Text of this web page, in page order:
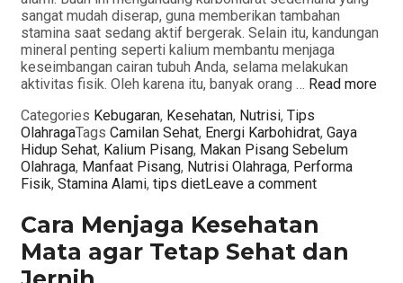
sangat mudah diserap, guna memberikan tambahan
stamina saat sedang aktif bergerak. Selain itu, kandungan
mineral penting seperti kalium membantu menjaga
keseimbangan cairan tubuh Anda, selama melakukan
aktivitas fisik. Oleh karena itu, banyak orang … Read more
Categories Kebugaran, Kesehatan, Nutrisi, Tips
OlahragaTags Camilan Sehat, Energi Karbohidrat, Gaya
Hidup Sehat, Kalium Pisang, Makan Pisang Sebelum
Olahraga, Manfaat Pisang, Nutrisi Olahraga, Performa
Fisik, Stamina Alami, tips dietLeave a comment
Cara Menjaga Kesehatan
Mata agar Tetap Sehat dan